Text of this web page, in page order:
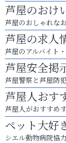
芦屋のおけ
芦屋のおしゃれな
芦屋の求人
芦屋のアルバイト
芦屋安全掲
芦屋警察と芦屋防
芦屋人おす
芦屋人がおすすめ
ペット大好
シエル動物病院協